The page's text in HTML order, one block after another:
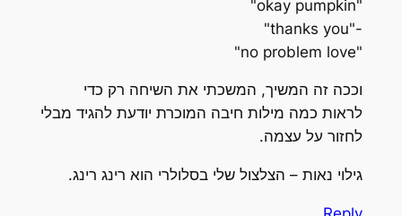
"okay pumpkin"
-"thanks you"
"no problem love"
וככה זה המשיך, המשכתי את השיחה רק כדי
לראות כמה מילות חיבה המוכרת יודעת להגיד מבלי
לחזור על עצמה.
גילוי נאות – הצלצול שלי בסלולרי הוא רינג רינג.